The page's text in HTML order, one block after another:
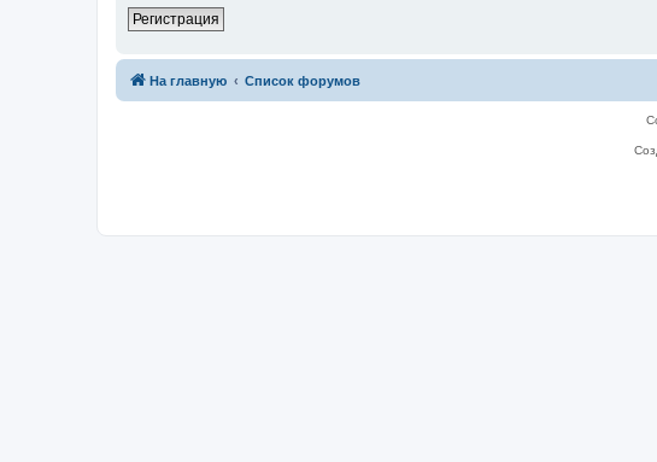
Регистрация
На главную Список форумов